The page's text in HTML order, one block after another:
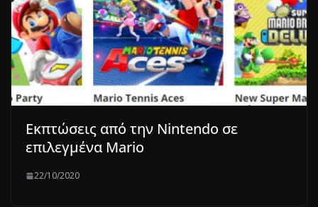
Εκπτώσεις από την Nintendo σε
επιλεγμένα Mario
22/10/2020